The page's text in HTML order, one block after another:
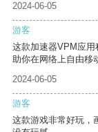
2024-06-05
游客
这款加速器VPM应
助你在网络上自由移
2024-06-05
游客
这款游戏非常好玩，